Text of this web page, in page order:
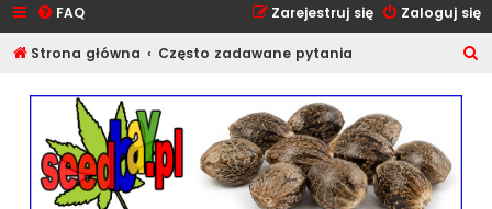
FAQ Zaloguj się
Zarejestruj się
Strona główna Często zadawane pytania